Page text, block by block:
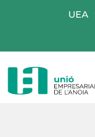
UEA